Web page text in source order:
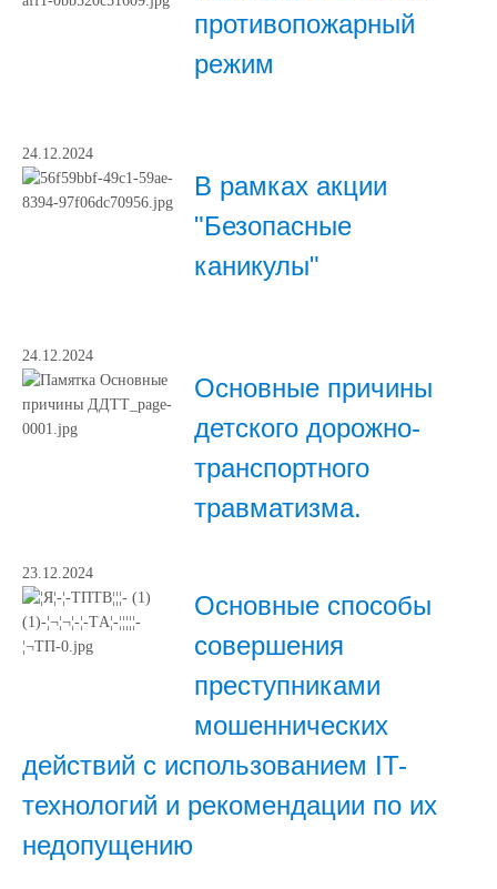
противопожарный
режим
24.12.2024
В рамках акции
"Безопасные
каникулы"
24.12.2024
Основные причины
детского дорожно-
транспортного
травматизма.
23.12.2024
Основные способы
совершения
преступниками
мошеннических
действий с использованием IT-
технологий и рекомендации по их
недопущению